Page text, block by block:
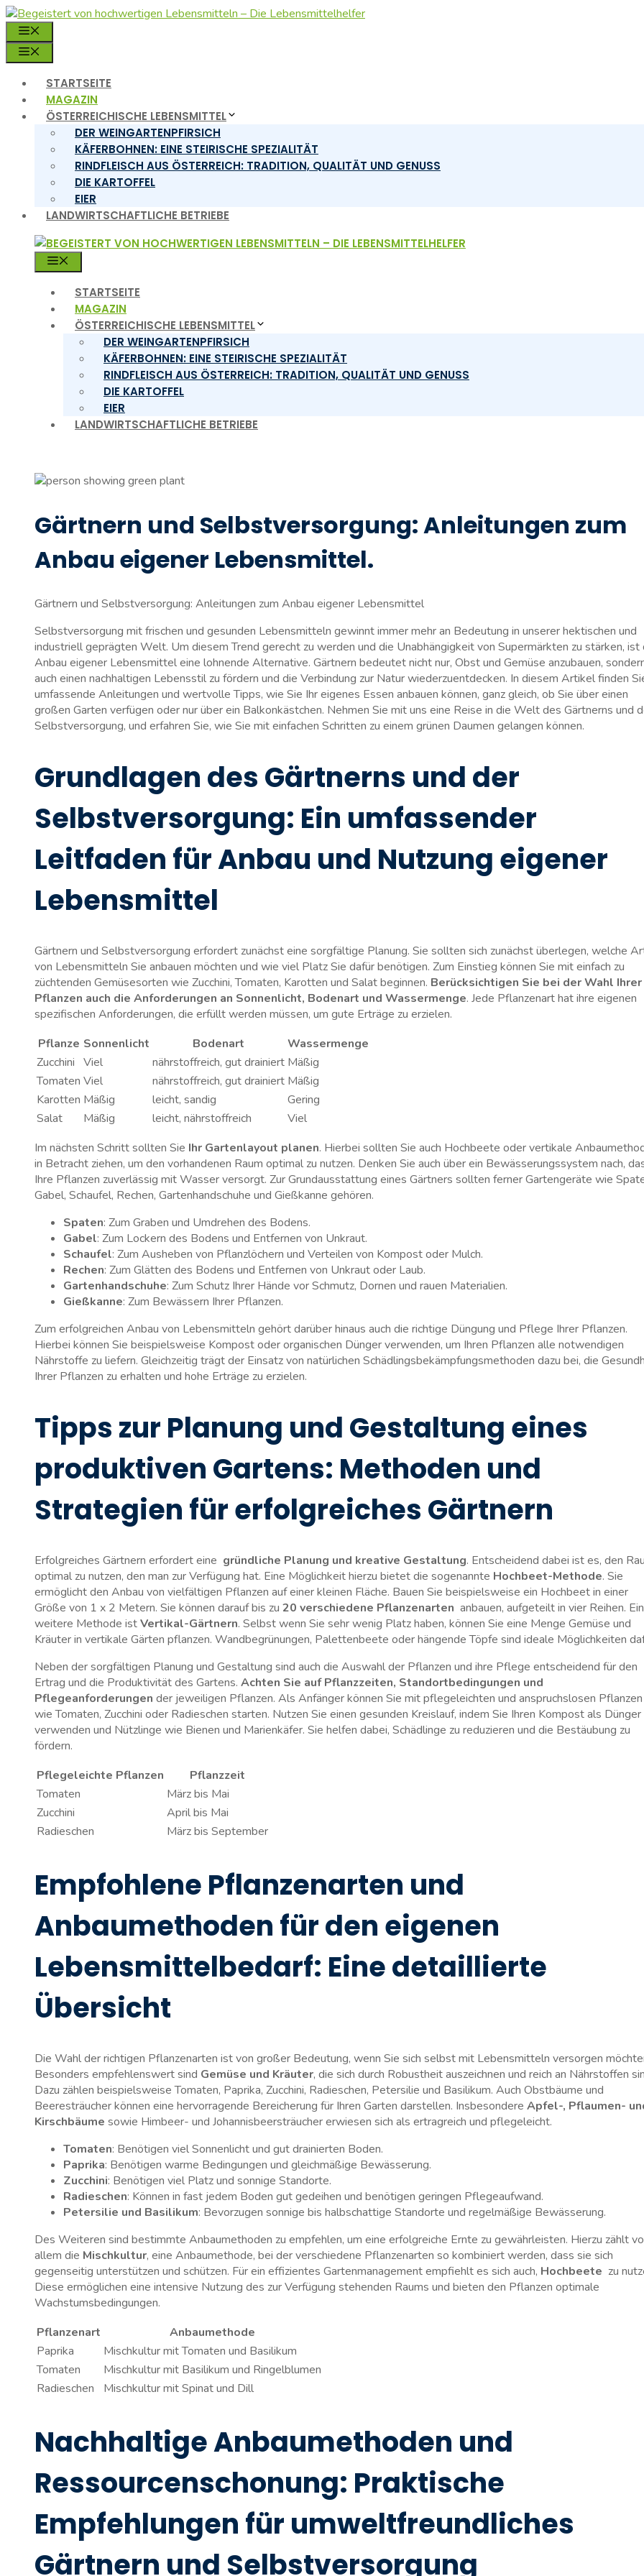
Zum
Inhalt
springen
STARTSEITE
MAGAZIN
ÖSTERREICHISCHE LEBENSMITTEL
DER WEINGARTENPFIRSICH
KÄFERBOHNEN: EINE STEIRISCHE SPEZIALITÄT
RINDFLEISCH AUS ÖSTERREICH: TRADITION, QUALITÄT UND GENUSS
DIE KARTOFFEL
EIER
LANDWIRTSCHAFTLICHE BETRIEBE
STARTSEITE
MAGAZIN
ÖSTERREICHISCHE LEBENSMITTEL
DER WEINGARTENPFIRSICH
KÄFERBOHNEN: EINE STEIRISCHE SPEZIALITÄT
RINDFLEISCH AUS ÖSTERREICH: TRADITION, QUALITÄT UND GENUSS
DIE KARTOFFEL
EIER
LANDWIRTSCHAFTLICHE BETRIEBE
Gärtnern und Selbstversorgung: Anleitungen zum
Anbau eigener Lebensmittel.
Gärtnern und Selbstversorgung: ‌Anleitungen zum ⁢Anbau ⁢eigener Lebensmittel
Selbstversorgung mit frischen und gesunden Lebensmitteln‌ gewinnt ​immer mehr ⁣an Bedeutung in unserer hektischen und
industriell geprägten Welt. Um diesem ​Trend‌ gerecht zu ​werden und die ⁤Unabhängigkeit ​von ‌Supermärkten zu stärken, ist⁤
Anbau eigener ⁤Lebensmittel eine lohnende Alternative. Gärtnern bedeutet nicht nur, ⁤Obst und Gemüse anzubauen,
auch ⁤einen nachhaltigen Lebensstil zu ​fördern und ⁤die Verbindung zur Natur wiederzuentdecken.‌ In⁢ diesem Artikel‍ finden
umfassende Anleitungen und wertvolle Tipps, ⁣wie Sie‌ Ihr⁢ eigenes ‌Essen anbauen können, ganz gleich, ⁢ob Sie über einen‌
großen Garten verfügen oder nur über ein Balkonkästchen. Nehmen Sie mit uns ‍eine‌ Reise in die⁣ Welt des Gärtnerns ⁣und
Selbstversorgung, und erfahren ⁢Sie, wie Sie ​mit einfachen Schritten zu einem grünen ⁤Daumen gelangen können.
Grundlagen des Gärtnerns und ⁤der⁣
Selbstversorgung: Ein ‌umfassender
Leitfaden ​für‌ Anbau und Nutzung eigener
Lebensmittel
Gärtnern und⁣ Selbstversorgung erfordert zunächst eine ​sorgfältige Planung. Sie sollten sich ‌zunächst überlegen, ​welche
von‍ Lebensmitteln Sie ⁤anbauen möchten‍ und⁤ wie ​viel⁢ Platz Sie⁤ dafür benötigen. ​Zum Einstieg können ​Sie mit einfach zu
züchtenden Gemüsesorten wie Zucchini, Tomaten, Karotten⁤ und Salat beginnen.⁣ Berücksichtigen Sie bei der ⁢Wahl​ Ihrer
Pflanzen‍ auch die Anforderungen an Sonnenlicht, Bodenart‌ und Wassermenge. Jede Pflanzenart‍ hat ‌ihre eigenen‍
spezifischen Anforderungen, die erfüllt werden müssen, um gute Erträge zu erzielen.
Pflanze Sonnenlicht Bodenart
Wassermenge
Zucchini Viel nährstoffreich, gut drainiert Mäßig
Tomaten Viel nährstoffreich, gut drainiert Mäßig
Karotten Mäßig leicht, sandig
Gering
Salat
Mäßig leicht, ⁢nährstoffreich
Viel
Im nächsten‌ Schritt sollten Sie Ihr Gartenlayout planen. Hierbei ‍sollten Sie⁣ auch Hochbeete oder vertikale
in Betracht⁣ ziehen, ‌um ⁢den⁤ vorhandenen Raum optimal zu nutzen.​ Denken ‍Sie auch über ein​ Bewässerungssystem ‌nach,
Ihre Pflanzen ‌zuverlässig ‌mit Wasser versorgt.⁣ Zur‌ Grundausstattung eines‍ Gärtners sollten ferner Gartengeräte wie
⁣Gabel, Schaufel, ‍Rechen, ‍Gartenhandschuhe und Gießkanne‌ gehören.
Spaten: Zum Graben und ‌Umdrehen des Bodens.
Gabel: Zum Lockern des Bodens und Entfernen⁣ von Unkraut.
Schaufel: Zum ​Ausheben von Pflanzlöchern und Verteilen⁣ von Kompost oder Mulch.
Rechen: Zum Glätten des‍ Bodens und ⁣Entfernen⁤ von Unkraut oder ⁣Laub.
Gartenhandschuhe:‌ Zum Schutz Ihrer Hände vor‌ Schmutz,​ Dornen und rauen Materialien.
Gießkanne: Zum Bewässern ⁤Ihrer Pflanzen.
Zum erfolgreichen Anbau⁣ von Lebensmitteln gehört ⁤darüber ⁤hinaus auch die‍ richtige Düngung und Pflege Ihrer Pflanzen.
Hierbei können Sie‍ beispielsweise Kompost oder organischen Dünger ‌verwenden, um Ihren Pflanzen alle notwendigen
Nährstoffe zu liefern. Gleichzeitig trägt der Einsatz ⁢von natürlichen Schädlingsbekämpfungsmethoden⁣ dazu ⁤bei, die⁢
Ihrer⁣ Pflanzen zu ‍erhalten ⁣und hohe Erträge zu⁤ erzielen.
Tipps ⁢zur Planung und Gestaltung eines
produktiven Gartens: Methoden und
Strategien für erfolgreiches Gärtnern
Erfolgreiches Gärtnern erfordert eine ​ gründliche Planung und ‌kreative Gestaltung.⁣ Entscheidend dabei ist es, den
‌optimal zu⁣ nutzen, den man zur Verfügung hat. Eine Möglichkeit hierzu bietet die sogenannte Hochbeet-Methode. ⁤Sie
ermöglicht den Anbau ⁣von vielfältigen Pflanzen ⁢auf einer​ kleinen ​Fläche. Bauen Sie beispielsweise ​ein ⁢Hochbeet in einer
Größe von⁤ 1 x 2 Metern. Sie können ⁣darauf bis ‍zu 20⁢ verschiedene‌ Pflanzenarten anbauen, aufgeteilt in vier⁣ Reihen.‍
weitere Methode‍ ist‍Vertikal-Gärtnern. Selbst ⁢wenn⁢ Sie sehr ‍wenig ⁤Platz haben, können Sie eine⁢ Menge Gemüse‍ und
Kräuter in⁢ vertikale Gärten pflanzen. Wandbegrünungen, Palettenbeete oder hängende Töpfe sind ideale Möglichkeiten
Neben der sorgfältigen Planung und Gestaltung sind auch die Auswahl der Pflanzen und ihre Pflege entscheidend für den
Ertrag ⁤und ​die Produktivität des⁢ Gartens. Achten Sie ⁣auf ‍Pflanzzeiten, Standortbedingungen und
⁤Pflegeanforderungen der ⁢jeweiligen Pflanzen. ‍Als Anfänger‌ können ‍Sie mit pflegeleichten ‍und⁢ anspruchslosen Pflanzen
wie Tomaten, Zucchini⁢ oder⁢ Radieschen starten.⁢ Nutzen Sie einen gesunden Kreislauf, indem Sie Ihren Kompost​ als Dünger
verwenden und ⁣Nützlinge wie Bienen und Marienkäfer. Sie ⁣helfen dabei, Schädlinge⁢ zu reduzieren und⁤ die Bestäubung zu‌
fördern.
Pflegeleichte Pflanzen
Pflanzzeit
Tomaten
März⁣ bis Mai
Zucchini
April bis ‍Mai
Radieschen
März⁢ bis⁣ September
Empfohlene‌ Pflanzenarten‌ und
Anbaumethoden für den eigenen‌
Lebensmittelbedarf: Eine detaillierte
Übersicht
Die ⁢Wahl der richtigen Pflanzenarten⁤ ist‍ von⁣ großer⁤ Bedeutung, wenn Sie sich ⁢selbst​ mit Lebensmitteln⁣ versorgen
Besonders empfehlenswert sind Gemüse und Kräuter,‌ die sich durch Robustheit ​auszeichnen und reich an Nährstoffen
Dazu ‌zählen beispielsweise Tomaten, Paprika, Zucchini, ⁣Radieschen, ‍Petersilie und ‍Basilikum. Auch Obstbäume und
Beeresträucher können⁣ eine‍ hervorragende ⁢Bereicherung für Ihren Garten darstellen. Insbesondere Apfel-, Pflaumen-
Kirschbäume ⁢sowie Himbeer- ‌und Johannisbeersträucher erwiesen ‌sich als ertragreich und pflegeleicht.
Tomaten: Benötigen viel Sonnenlicht und gut drainierten Boden.
Paprika: Benötigen warme ‍Bedingungen und ⁣gleichmäßige‌ Bewässerung.
Zucchini: ​Benötigen ​viel Platz und sonnige‌ Standorte.
Radieschen: Können in fast jedem Boden‍ gut‍ gedeihen und benötigen geringen ⁣Pflegeaufwand.
Petersilie und ‍Basilikum: Bevorzugen sonnige bis halbschattige Standorte und regelmäßige Bewässerung.
Des Weiteren sind bestimmte Anbaumethoden zu empfehlen, um eine erfolgreiche Ernte zu gewährleisten. Hierzu ⁤zählt
allem die Mischkultur, ‌eine Anbaumethode, bei der verschiedene Pflanzenarten so kombiniert‍ werden, dass ⁣sie sich
gegenseitig ⁢unterstützen​ und schützen.⁣ Für ein effizientes ‌Gartenmanagement empfiehlt es sich auch, Hochbeete
zu
Diese⁤ ermöglichen eine intensive Nutzung des ‍zur Verfügung ⁤stehenden⁢ Raums und bieten ⁣den Pflanzen optimale⁢
Wachstumsbedingungen.
Pflanzenart
Anbaumethode
Paprika
Mischkultur mit⁣ Tomaten und Basilikum
Tomaten
Mischkultur mit Basilikum und Ringelblumen
Radieschen
Mischkultur⁤ mit Spinat⁢ und Dill
Nachhaltige Anbaumethoden und
Ressourcenschonung: Praktische
Empfehlungen für umweltfreundliches
Gärtnern und Selbstversorgung